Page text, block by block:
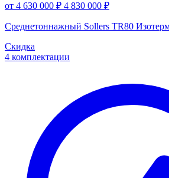
от 4 630 000 ₽ 4 830 000 ₽
Среднетоннажный Sollers TR80
Скидка
4 комплектации